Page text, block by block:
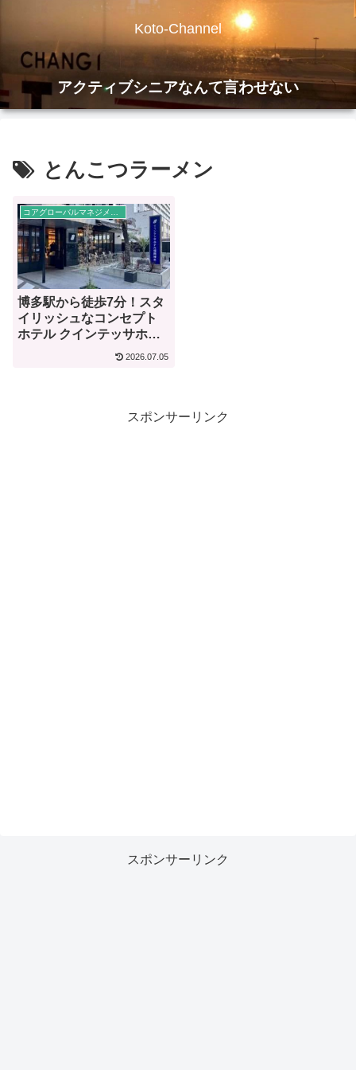
Koto-Channel
アクティブシニアなんて言わせない
とんこつラーメン
博多駅から徒歩7分！スタ
イリッシュなコンセプト
ホテル クインテッサホテ
2026.07.05
スポンサーリンク
スポンサーリンク